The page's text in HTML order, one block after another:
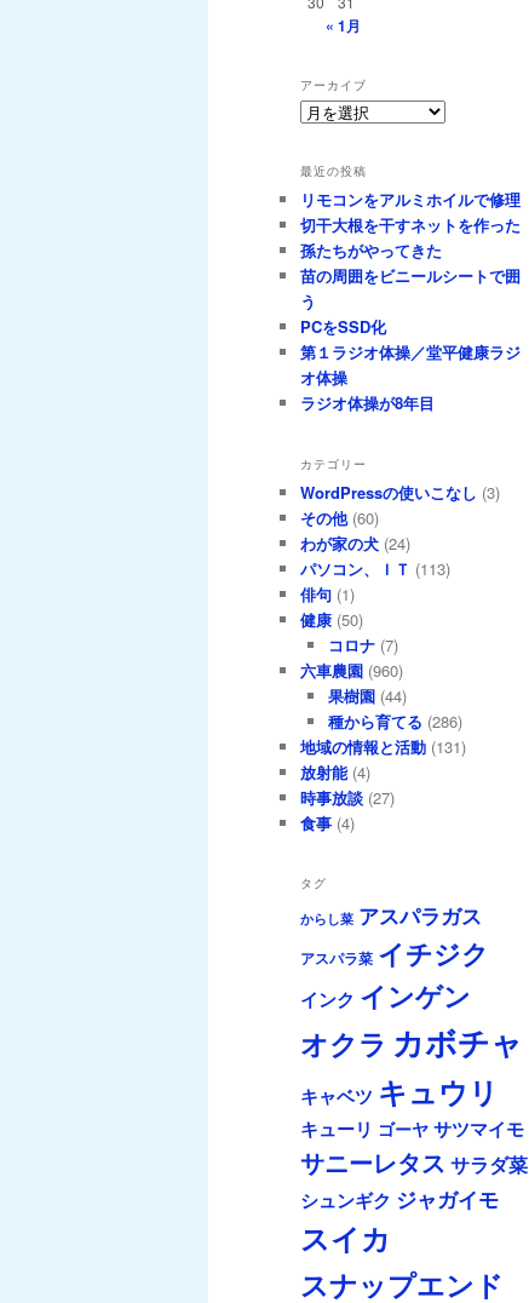
« 1月
アーカイブ
ア
イ
ブ
最近の投稿
リモコンをアルミホイルで修理
切干大根を干すネットを作った
孫たちがやってきた
苗の周囲をビニールシートで囲
う
PCをSSD化
第１ラジオ体操／堂平健康ラジ
オ体操
ラジオ体操が8年目
カテゴリー
WordPressの使いこなし (3)
その他(60)
わが家の犬 (24)
パソコン、ＩＴ (113)
俳句 (1)
健康 (50)
コロナ(7)
六車農園 (960)
果樹園(44)
種から育てる (286)
地域の情報と活動 (131)
放射能 (4)
時事放談 (27)
食事 (4)
タグ
からし菜 アスパラガス
アスパラ菜 イチジク
インク インゲン
オクラ カボチャ
キャベツ キュウリ
キューリ ゴーヤ サツマイモ
サニーレタス サラダ菜
シュンギク ジャガイモ
スイカ
スナップエンド